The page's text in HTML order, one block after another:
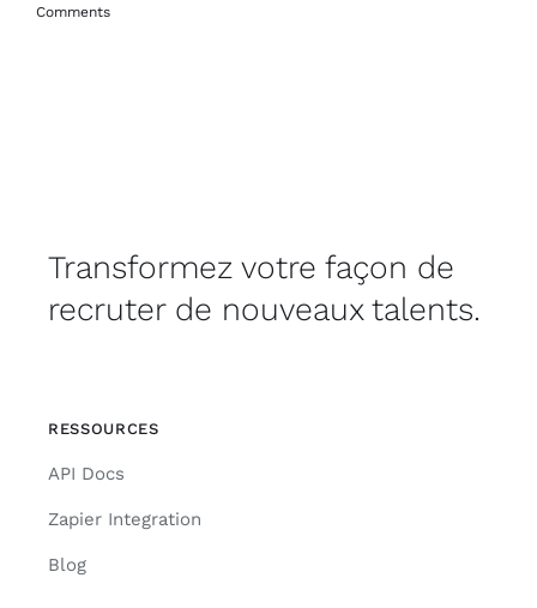
Comments
Transformez votre façon de
recruter de nouveaux talents.
RESSOURCES
API Docs
Zapier Integration
Blog